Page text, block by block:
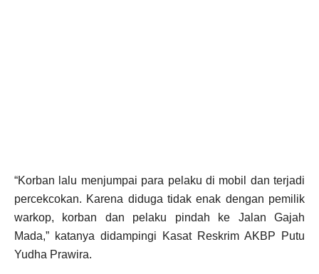
“Korban lalu menjumpai para pelaku di mobil dan terjadi
percekcokan. Karena diduga tidak enak dengan pemilik
warkop, korban dan pelaku pindah ke Jalan Gajah
Mada,” katanya didampingi Kasat Reskrim AKBP Putu
Yudha Prawira.